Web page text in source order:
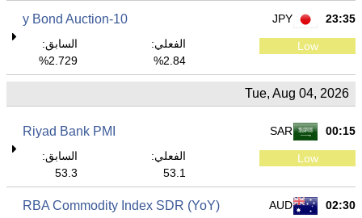
23:35
JPY
10-y Bond Auction
Low
الفعلي:
2.84%
السابق:
2.729%
Tue, Aug 04, 2026
00:15
SAR
Riyad Bank PMI
Low
الفعلي:
53.1
السابق:
53.3
02:30
AUD
RBA Commodity Index SDR (YoY)